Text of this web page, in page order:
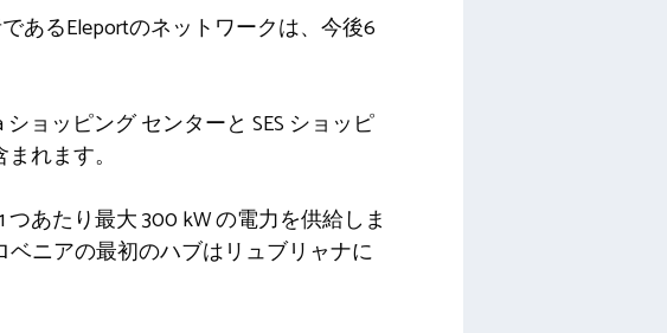
あるEleportのネットワークは、今後6
ョッピング センターと SES ショッピ
れます。
あたり最大 300 kW の電力を供給しま
ニアの最初のハブはリュブリャナに